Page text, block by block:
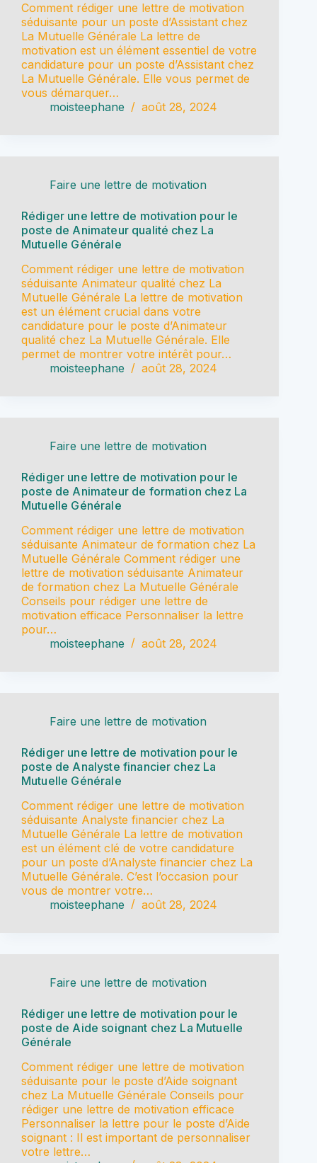
Comment rédiger une lettre de motivation
séduisante pour un poste d’Assistant chez
La Mutuelle Générale La lettre de
motivation est un élément essentiel de votre
candidature pour un poste d’Assistant chez
La Mutuelle Générale. Elle vous permet de
vous démarquer…
moisteephane
août 28, 2024
Faire une lettre de motivation
Rédiger une lettre de motivation pour le
poste de Animateur qualité chez La
Mutuelle Générale
Comment rédiger une lettre de motivation
séduisante Animateur qualité chez La
Mutuelle Générale La lettre de motivation
est un élément crucial dans votre
candidature pour le poste d’Animateur
qualité chez La Mutuelle Générale. Elle
permet de montrer votre intérêt pour…
moisteephane
août 28, 2024
Faire une lettre de motivation
Rédiger une lettre de motivation pour le
poste de Animateur de formation chez La
Mutuelle Générale
Comment rédiger une lettre de motivation
séduisante Animateur de formation chez La
Mutuelle Générale Comment rédiger une
lettre de motivation séduisante Animateur
de formation chez La Mutuelle Générale
Conseils pour rédiger une lettre de
motivation efficace Personnaliser la lettre
pour…
moisteephane
août 28, 2024
Faire une lettre de motivation
Rédiger une lettre de motivation pour le
poste de Analyste financier chez La
Mutuelle Générale
Comment rédiger une lettre de motivation
séduisante Analyste financier chez La
Mutuelle Générale La lettre de motivation
est un élément clé de votre candidature
pour un poste d’Analyste financier chez La
Mutuelle Générale. C’est l’occasion pour
vous de montrer votre…
moisteephane
août 28, 2024
Faire une lettre de motivation
Rédiger une lettre de motivation pour le
poste de Aide soignant chez La Mutuelle
Générale
Comment rédiger une lettre de motivation
séduisante pour le poste d’Aide soignant
chez La Mutuelle Générale Conseils pour
rédiger une lettre de motivation efficace
Personnaliser la lettre pour le poste d’Aide
soignant : Il est important de personnaliser
votre lettre…